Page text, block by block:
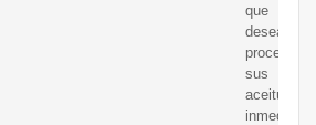
que
desean
procesar
sus
aceitunas